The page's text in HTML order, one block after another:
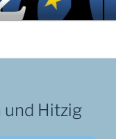
und Hitzig